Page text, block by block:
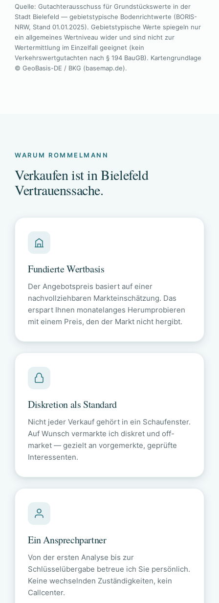
Quelle: Gutachterausschuss für Grundstückswerte in der
Stadt Bielefeld — gebietstypische Bodenrichtwerte (BORIS-
NRW, Stand 01.01.2025). Gebietstypische Werte spiegeln nur
ein allgemeines Wertniveau wider und sind nicht zur
Wertermittlung im Einzelfall geeignet (kein
Verkehrswertgutachten nach § 194 BauGB). Kartengrundlage
© GeoBasis-DE / BKG (basemap.de).
WARUM ROMMELMANN
Verkaufen ist in Bielefeld
Vertrauenssache.
Fundierte Wertbasis
Der Angebotspreis basiert auf einer
nachvollziehbaren Markteinschätzung. Das
erspart Ihnen monatelanges Herumprobieren
mit einem Preis, den der Markt nicht hergibt.
Diskretion als Standard
Nicht jeder Verkauf gehört in ein Schaufenster.
Auf Wunsch vermarkte ich diskret und off-
market — gezielt an vorgemerkte, geprüfte
Interessenten.
Ein Ansprechpartner
Von der ersten Analyse bis zur
Schlüsselübergabe betreue ich Sie persönlich.
Keine wechselnden Zuständigkeiten, kein
Callcenter.